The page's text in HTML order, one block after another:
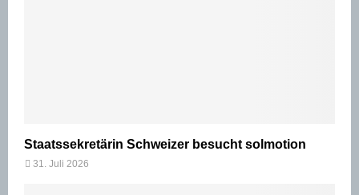
Staatssekretärin Schweizer besucht solmotion
31. Juli 2026